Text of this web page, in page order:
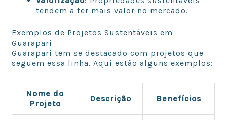
tendem a ter mais valor no mercado.
Exemplos de Projetos Sustentáveis em
Guarapari
Guarapari tem se destacado com projetos que
seguem essa linha. Aqui estão alguns exemplos:
Nome do
Projeto
Descrição Benefícios